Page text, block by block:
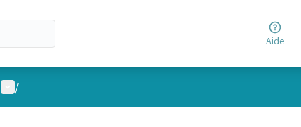
Aide
Menu utilisateur
/